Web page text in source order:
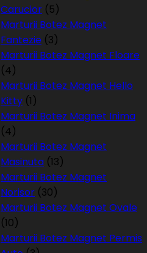
Carucior (5)
Marturii Botez Magnet
Fantezie (3)
Marturii Botez Magnet Floare
(4)
Marturii Botez Magnet Hello
Kitty (1)
Marturii Botez Magnet Inima
(4)
Marturii Botez Magnet
Masinuta (13)
Marturii Botez Magnet
Norisor (30)
Marturii Botez Magnet Ovale
(10)
Marturii Botez Magnet Permis